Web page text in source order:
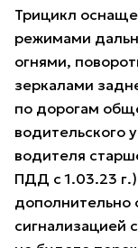
Трицикл
режимами
огнями,
зеркалами
по дорогам
водительского
водителя
ПДД с 1.03.23
дополнительно
сигнализацией